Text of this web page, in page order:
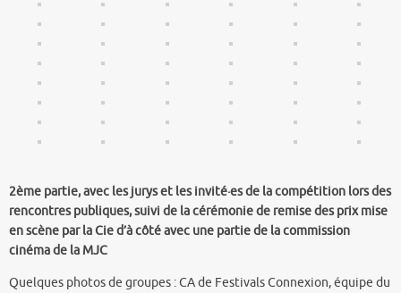
2ème partie, avec les jurys et les invité·es de la compétition lors des
rencontres publiques, suivi de la cérémonie de remise des prix mise
en scène par la Cie d’à côté avec une partie de la commission
cinéma de la MJC
Quelques photos de groupes : CA de Festivals Connexion, équipe du